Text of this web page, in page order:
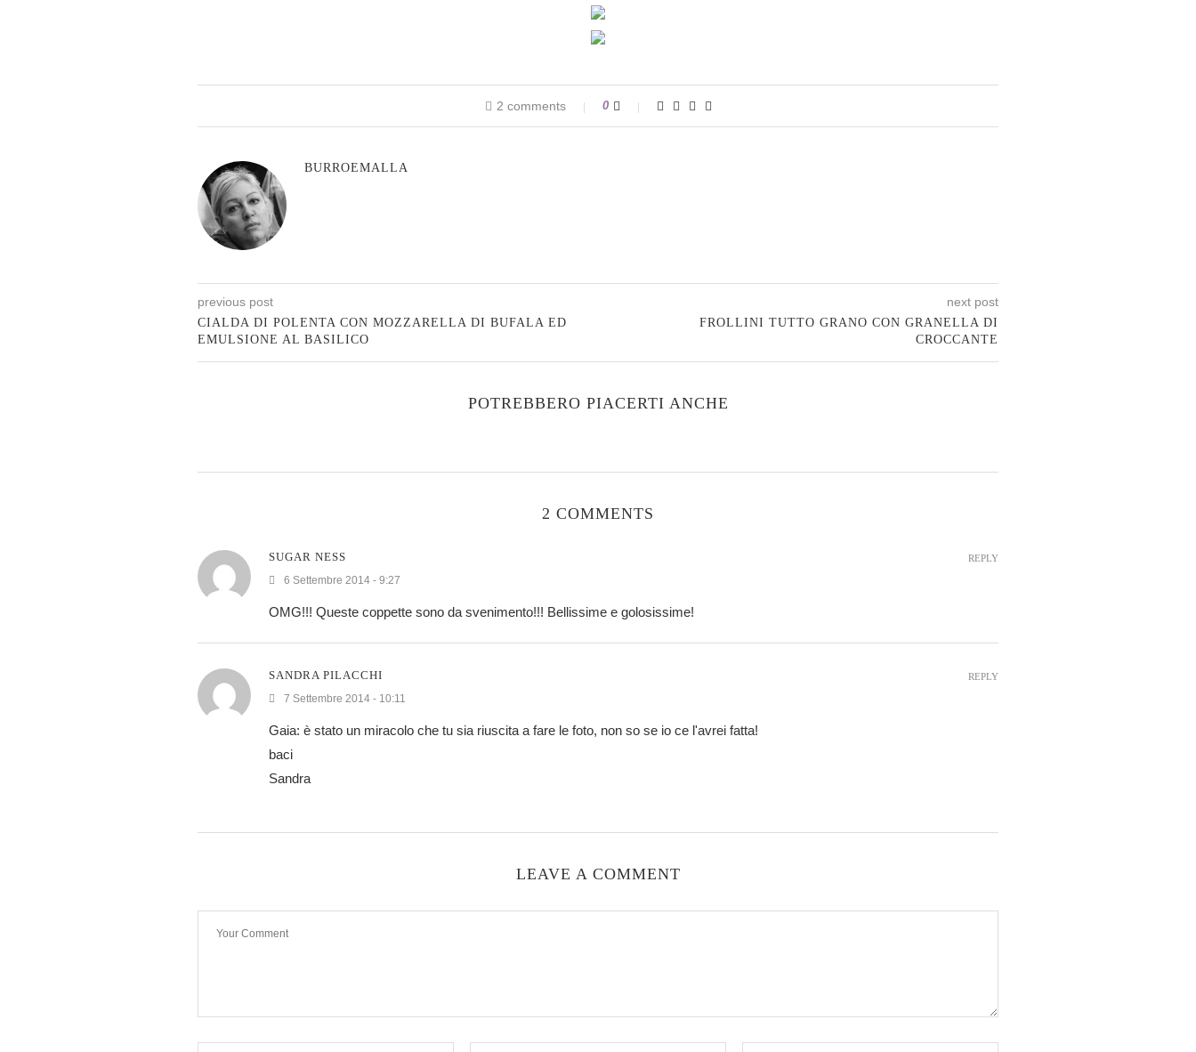
2 comments 0
BURROEMALLA
previous post
CIALDA DI POLENTA CON MOZZARELLA DI BUFALA ED
EMULSIONE AL BASILICO
next post
FROLLINI TUTTO GRANO CON GRANELLA DI
CROCCANTE
POTREBBERO PIACERTI ANCHE
2 COMMENTS
SUGAR NESS
6 Settembre 2014 - 9:27
OMG!!! Queste coppette sono da svenimento!!! Bellissime e golosissime!
REPLY
SANDRA PILACCHI
7 Settembre 2014 - 10:11
Gaia: è stato un miracolo che tu sia riuscita a fare le foto, non so se io ce l'avrei fatta!
baci
Sandra
REPLY
LEAVE A COMMENT